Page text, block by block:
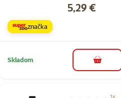
Cena
5,29 €
značka
Skladom do